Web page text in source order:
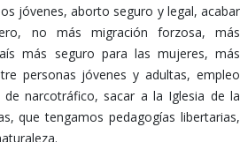
jóvenes, aborto seguro y legal, acabar
no más migración forzosa, más
más seguro para las mujeres, más
personas jóvenes y adultas, empleo
narcotráfico, sacar a la Iglesia de la
que tengamos pedagogías libertarias,